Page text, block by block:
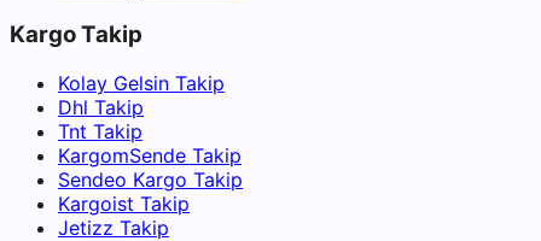
Kargo Takip
Kolay Gelsin Takip
Dhl Takip
Tnt Takip
KargomSende Takip
Sendeo Kargo Takip
Kargoist Takip
Jetizz Takip